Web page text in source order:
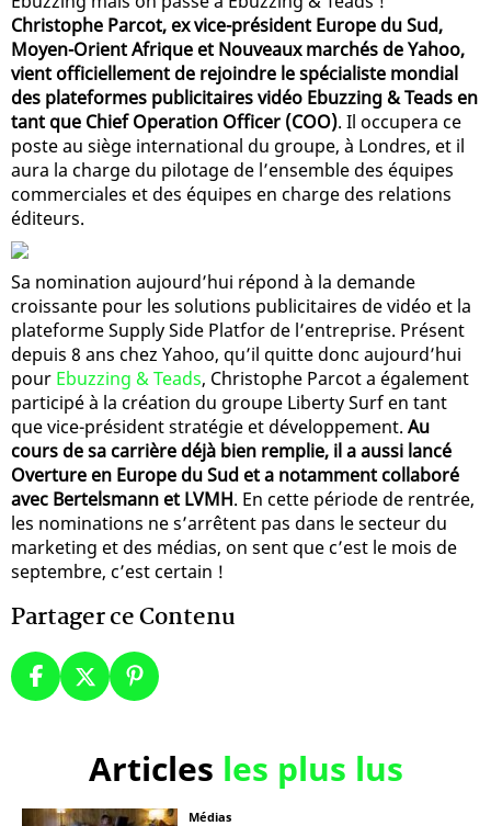
Christophe Parcot, ex vice-président Europe du Sud,
Moyen-Orient Afrique et Nouveaux marchés de Yahoo,
vient officiellement de rejoindre le spécialiste mondial
des plateformes publicitaires vidéo Ebuzzing & Teads en
tant que Chief Operation Officer (COO). Il occupera ce
poste au siège international du groupe, à Londres, et il
aura la charge du pilotage de l’ensemble des équipes
commerciales et des équipes en charge des relations
éditeurs.
Sa nomination aujourd’hui répond à la demande
croissante pour les solutions publicitaires de vidéo et la
plateforme Supply Side Platfor de l’entreprise. Présent
depuis 8 ans chez Yahoo, qu’il quitte donc aujourd’hui
pour Ebuzzing & Teads, Christophe Parcot a également
participé à la création du groupe Liberty Surf en tant
que vice-président stratégie et développement. Au
cours de sa carrière déjà bien remplie, il a aussi lancé
Overture en Europe du Sud et a notamment collaboré
avec Bertelsmann et LVMH. En cette période de rentrée,
les nominations ne s’arrêtent pas dans le secteur du
marketing et des médias, on sent que c’est le mois de
septembre, c’est certain !
Partager ce Contenu
Articles les plus lus
Médias